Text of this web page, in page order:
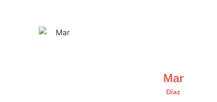
Mar
Díaz